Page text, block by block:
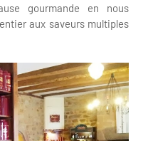
gourmande en nous
aux saveurs multiples